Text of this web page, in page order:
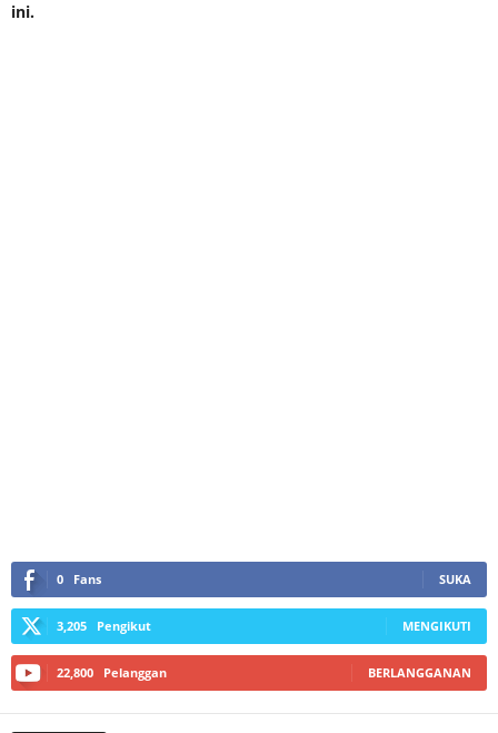
ini.
0 Fans SUKA
3,205 Pengikut MENGIKUTI
22,800 Pelanggan BERLANGGANAN